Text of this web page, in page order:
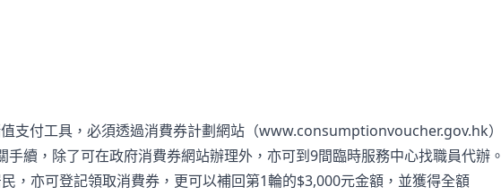
支付工具，必須透過消費券計劃網站（www.consumptionvoucher.gov.hk）
續，除了可在政府消費券網站辦理外，亦可到9間臨時服務中心找職員代辦。
，亦可登記領取消費券，更可以補回第1輪的$3,000元金額，並獲得全額